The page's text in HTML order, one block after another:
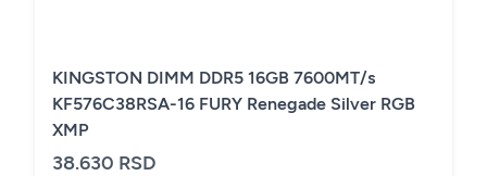
KINGSTON DIMM DDR5 16GB 7600MT/s
KF576C38RSA-16 FURY Renegade Silver RGB
XMP
38.630 RSD